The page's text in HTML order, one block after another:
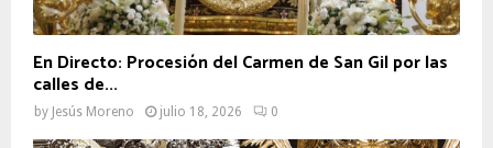
En Directo: Procesión del Carmen de San Gil por las
calles de...
by Jesús Moreno julio 18, 2026 0